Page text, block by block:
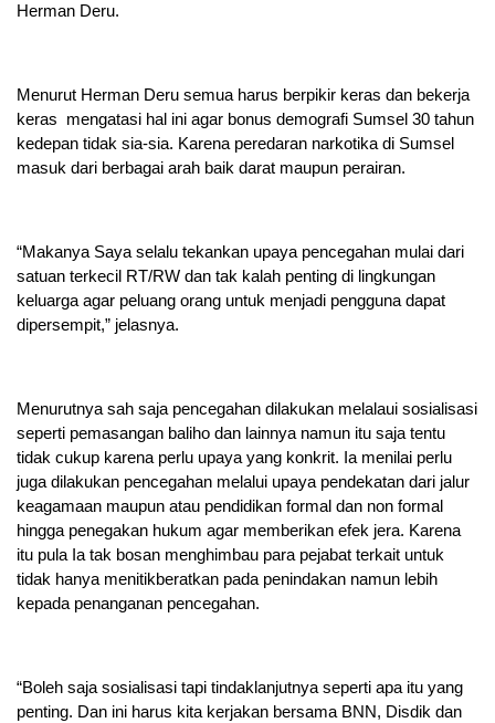
Herman Deru.
Menurut Herman Deru semua harus berpikir keras dan bekerja
keras mengatasi hal ini agar bonus demografi Sumsel 30 tahun
kedepan tidak sia-sia. Karena peredaran narkotika di Sumsel
masuk dari berbagai arah baik darat maupun perairan.
“Makanya Saya selalu tekankan upaya pencegahan mulai dari
satuan terkecil RT/RW dan tak kalah penting di lingkungan
keluarga agar peluang orang untuk menjadi pengguna dapat
dipersempit,” jelasnya.
Menurutnya sah saja pencegahan dilakukan melalaui sosialisasi
seperti pemasangan baliho dan lainnya namun itu saja tentu
tidak cukup karena perlu upaya yang konkrit. Ia menilai perlu
juga dilakukan pencegahan melalui upaya pendekatan dari jalur
keagamaan maupun atau pendidikan formal dan non formal
hingga penegakan hukum agar memberikan efek jera. Karena
itu pula Ia tak bosan menghimbau para pejabat terkait untuk
tidak hanya menitikberatkan pada penindakan namun lebih
kepada penanganan pencegahan.
“Boleh saja sosialisasi tapi tindaklanjutnya seperti apa itu yang
penting. Dan ini harus kita kerjakan bersama BNN, Disdik dan